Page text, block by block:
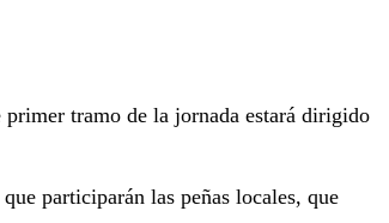
primer tramo de la jornada estará dirigido
participarán las peñas locales, que